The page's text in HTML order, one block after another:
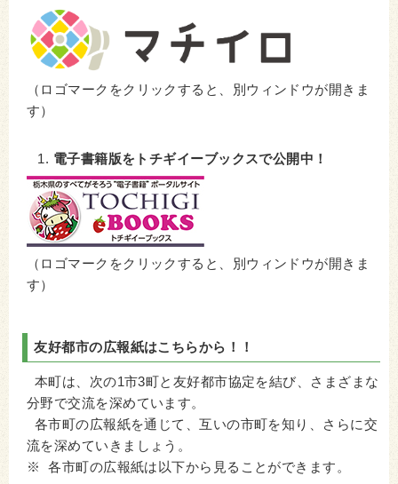
（ロゴマークをクリックすると、別ウィンドウが開きま
す）
電子書籍版をトチギイーブックスで公開中！
（ロゴマークをクリックすると、別ウィンドウが開きま
す）
友好都市の広報紙はこちらから！！
本町は、次の1市3町と友好都市協定を結び、さまざまな
分野で交流を深めています。
各市町の広報紙を通じて、互いの市町を知り、さらに交
流を深めていきましょう。
※ 各市町の広報紙は以下から見ることができます。